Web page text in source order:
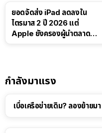
ยอดจัดส่ง iPad ลดลงใน
ไตรมาส 2 ปี 2026 แต่
Apple ยังครองผู้นำตลาด
กำลังมาแรง
เบื่อเครือข่ายเดิม? ลองย้าย